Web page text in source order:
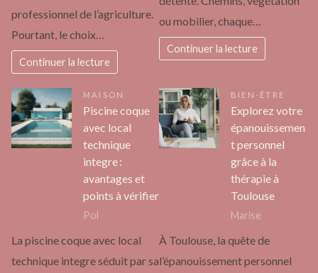
professionnel de l’agriculture.
Pourtant, le choix…
Continuer la lecture
ou mobilier, chaque…
Continuer la lecture
MAISON
Piscine coque
avec local
technique
integre :
avantages et
points à vérifier
Pol
La piscine coque avec local
technique integre séduit par sa
BIEN-ÊTRE
Explorez votre
épanouissemen
t personnel
grâce à la
thérapie à
Toulouse
Marise
À Toulouse, la quête de
l’épanouissement personnel